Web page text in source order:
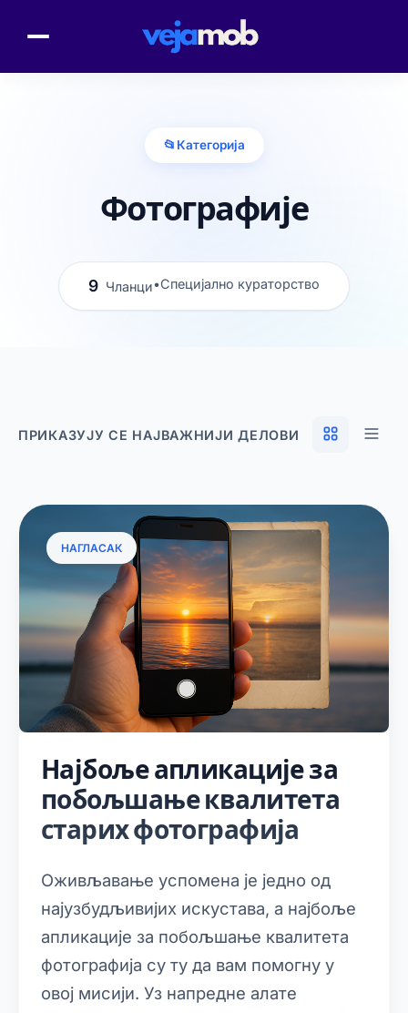
📂 Категорија
Фотографије
9 Чланци•Специјално кураторство
ПРИКАЗУЈУ СЕ НАЈВАЖНИЈИ ДЕЛОВИ
НАГЛАСАК
Најбоље апликације за
побољшање квалитета
старих фотографија
Оживљавање успомена је једно од
најузбудљивијих искустава, а најбоље
апликације за побољшање квалитета
фотографија су ту да вам помогну у
овој мисији. Уз напредне алате